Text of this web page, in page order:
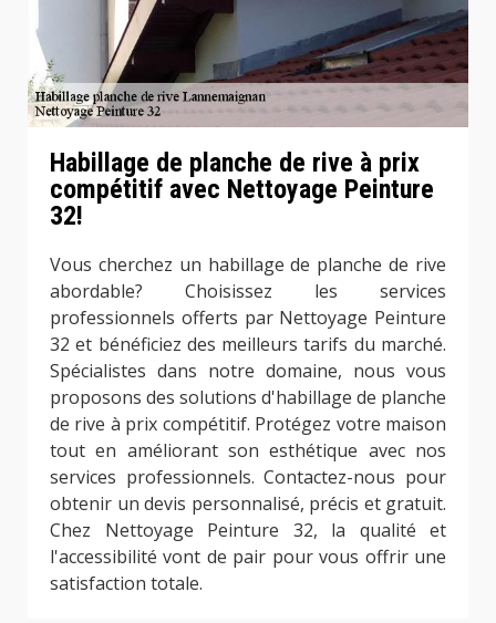
Habillage de planche de rive à prix
compétitif avec Nettoyage Peinture
32!
Vous cherchez un habillage de planche de rive
abordable? Choisissez les services
professionnels offerts par Nettoyage Peinture
32 et bénéficiez des meilleurs tarifs du marché.
Spécialistes dans notre domaine, nous vous
proposons des solutions d'habillage de planche
de rive à prix compétitif. Protégez votre maison
tout en améliorant son esthétique avec nos
services professionnels. Contactez-nous pour
obtenir un devis personnalisé, précis et gratuit.
Chez Nettoyage Peinture 32, la qualité et
l'accessibilité vont de pair pour vous offrir une
satisfaction totale.